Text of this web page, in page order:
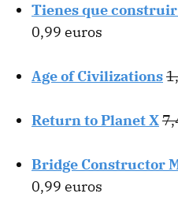
Tienes que
0,99 euros
Age of Civilizations
Return to Planet X
Bridge Constructor
0,99 euros